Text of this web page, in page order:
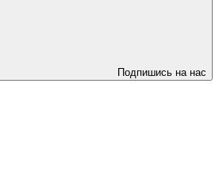
Подпишись на нас